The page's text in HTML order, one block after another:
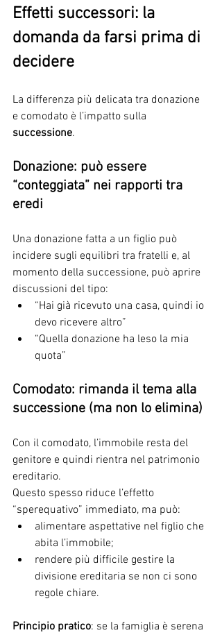
Effetti successori: la
domanda da farsi prima di
decidere
La differenza più delicata tra donazione
e comodato è l’impatto sulla
successione.
Donazione: può essere
“conteggiata” nei rapporti tra
eredi
Una donazione fatta a un figlio può
incidere sugli equilibri tra fratelli e, al
momento della successione, può aprire
discussioni del tipo:
“Hai già ricevuto una casa, quindi io
devo ricevere altro”
“Quella donazione ha leso la mia
quota”
Comodato: rimanda il tema alla
successione (ma non lo elimina)
Con il comodato, l’immobile resta del
genitore e quindi rientra nel patrimonio
ereditario.
Questo spesso riduce l’effetto
“sperequativo” immediato, ma può:
alimentare aspettative nel figlio che
abita l’immobile;
rendere più difficile gestire la
divisione ereditaria se non ci sono
regole chiare.
Principio pratico: se la famiglia è serena